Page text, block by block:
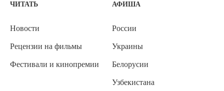
ЧИТАТЬ
Новости
Рецензии на фильмы
Фестивали и кинопремии
АФИША
России
Украины
Белорусии
Узбекистана